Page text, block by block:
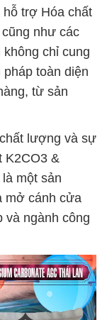
hỗ trợ Hóa chất
như các
chỉ cung
toàn diện
từ sản
lượng và sự
K2CO3 &
một sản
mở cánh cửa
và ngành công